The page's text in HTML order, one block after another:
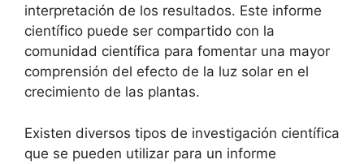
interpretación de los resultados. Este informe
científico puede ser compartido con la
comunidad científica para fomentar una mayor
comprensión del efecto de la luz solar en el
crecimiento de las plantas.
Existen diversos tipos de investigación científica
que se pueden utilizar para un informe